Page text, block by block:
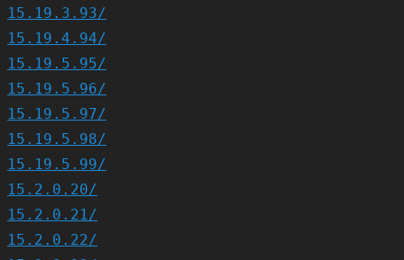
15.19.3.93/
15.19.4.94/
15.19.5.95/
15.19.5.96/
15.19.5.97/
15.19.5.98/
15.19.5.99/
15.2.0.20/
15.2.0.21/
15.2.0.22/